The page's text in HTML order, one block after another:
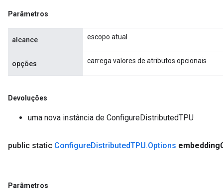
Parâmetros
alcance escopo atual
opções carrega valores de atributos opcionais
Devoluções
uma nova instância de ConfigureDistributedTPU
public static ConfigureDistributedTPU.Options embedding
Parâmetros